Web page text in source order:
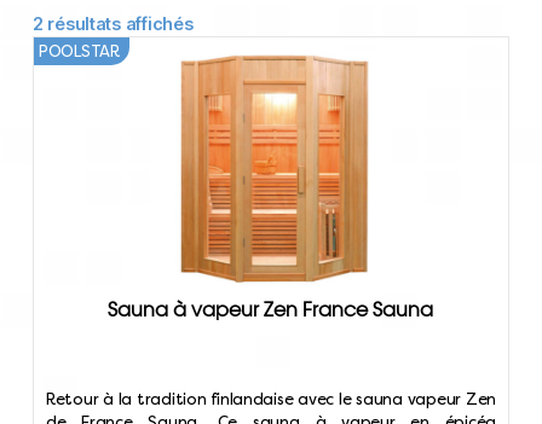
2 résultats affichés
Sauna à vapeur Zen France Sauna
POOLSTAR
Retour à la tradition finlandaise avec le sauna vapeur Zen